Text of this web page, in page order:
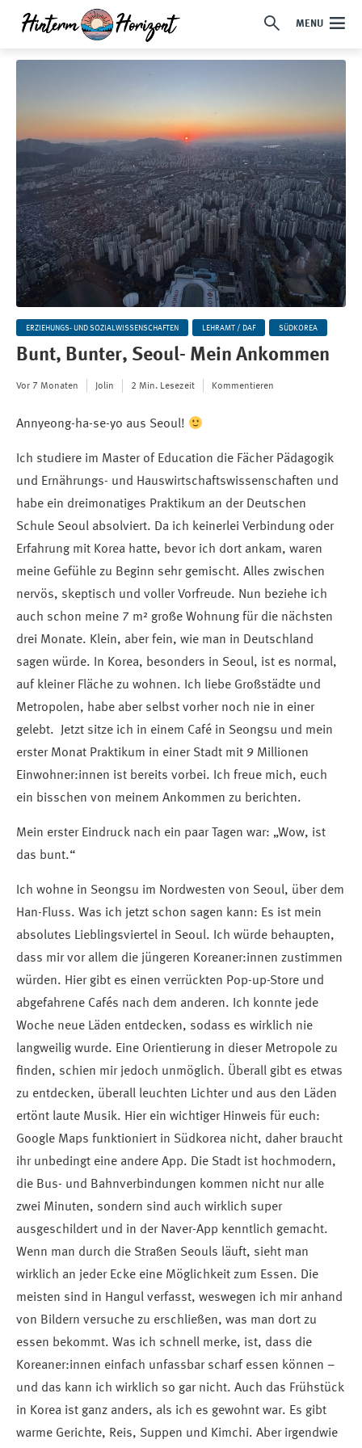
MENU
ERZIEHUNGS- UND SOZIALWISSENSCHAFTEN LEHRAMT / DAF SÜDKOREA
Bunt, Bunter, Seoul- Mein Ankommen
Vor 7 Monaten Jolin 2 Min. Lesezeit Kommentieren
Annyeong-ha-se-yo aus Seoul!
Ich studiere im Master of Education die Fächer Pädagogik
und Ernährungs- und Hauswirtschaftswissenschaften und
habe ein dreimonatiges Praktikum an der Deutschen
Schule Seoul absolviert. Da ich keinerlei Verbindung oder
Erfahrung mit Korea hatte, bevor ich dort ankam, waren
meine Gefühle zu Beginn sehr gemischt. Alles zwischen
nervös, skeptisch und voller Vorfreude. Nun beziehe ich
auch schon meine 7 m² große Wohnung für die nächsten
drei Monate. Klein, aber fein, wie man in Deutschland
sagen würde. In Korea, besonders in Seoul, ist es normal,
auf kleiner Fläche zu wohnen. Ich liebe Großstädte und
Metropolen, habe aber selbst vorher noch nie in einer
gelebt. Jetzt sitze ich in einem Café in Seongsu und mein
erster Monat Praktikum in einer Stadt mit 9 Millionen
Einwohner:innen ist bereits vorbei. Ich freue mich, euch
ein bisschen von meinem Ankommen zu berichten.
Mein erster Eindruck nach ein paar Tagen war: „Wow, ist
das bunt.“
Ich wohne in Seongsu im Nordwesten von Seoul, über dem
Han-Fluss. Was ich jetzt schon sagen kann: Es ist mein
absolutes Lieblingsviertel in Seoul. Ich würde behaupten,
dass mir vor allem die jüngeren Koreaner:innen zustimmen
würden. Hier gibt es einen verrückten Pop-up-Store und
abgefahrene Cafés nach dem anderen. Ich konnte jede
Woche neue Läden entdecken, sodass es wirklich nie
langweilig wurde. Eine Orientierung in dieser Metropole zu
finden, schien mir jedoch unmöglich. Überall gibt es etwas
zu entdecken, überall leuchten Lichter und aus den Läden
ertönt laute Musik. Hier ein wichtiger Hinweis für euch:
Google Maps funktioniert in Südkorea nicht, daher braucht
ihr unbedingt eine andere App. Die Stadt ist hochmodern,
die Bus- und Bahnverbindungen kommen nicht nur alle
zwei Minuten, sondern sind auch wirklich super
ausgeschildert und in der Naver-App kenntlich gemacht.
Wenn man durch die Straßen Seouls läuft, sieht man
wirklich an jeder Ecke eine Möglichkeit zum Essen. Die
meisten sind in Hangul verfasst, weswegen ich mir anhand
von Bildern versuche zu erschließen, was man dort zu
essen bekommt. Was ich schnell merke, ist, dass die
Koreaner:innen einfach unfassbar scharf essen können –
und das kann ich wirklich so gar nicht. Auch das Frühstück
in Korea ist ganz anders, als ich es gewohnt war. Es gibt
warme Gerichte, Reis, Suppen und Kimchi. Aber irgendwie